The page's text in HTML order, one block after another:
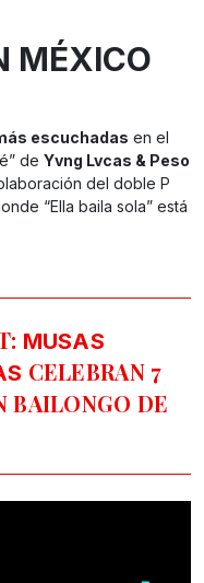
MÉXICO
escuchadas en el
de Yvng Lvcas & Peso
del doble P
“Ella baila sola” está
MUSAS
CELEBRAN 7
BAILONGO DE